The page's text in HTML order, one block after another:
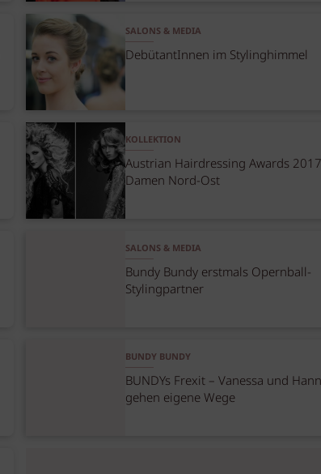
SALONS & MEDIA
DebütantInnen im Stylinghimmel
KOLLEKTION
Austrian Hairdressing Awards
Damen Nord-Ost
SALONS & MEDIA
Bundy Bundy erstmals Opernball-
Stylingpartner
BUNDY BUNDY
BUNDYs Frexit – Vanessa und
gehen eigene Wege